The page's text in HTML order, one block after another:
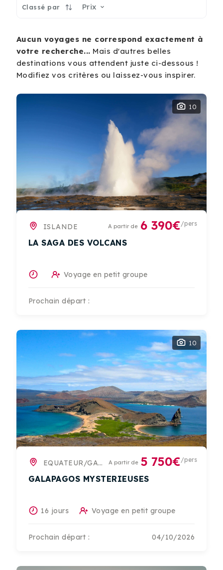
Classé par Prix
Aucun voyages ne correspond exactement à
votre recherche... Mais d'autres belles
destinations vous attendent juste ci-dessous !
Modifiez vos critères ou laissez-vous inspirer.
10
ISLANDE A partir de 6 390€/pers
LA SAGA DES VOLCANS
Voyage en petit groupe
Prochain départ :
10
EQUATEUR/GALAPAGOS A partir de 5 750€/pers
GALAPAGOS MYSTERIEUSES
16 jours Voyage en petit groupe
Prochain départ : 04/10/2026